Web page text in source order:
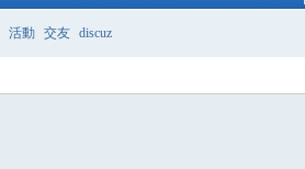
活動 交友 discuz